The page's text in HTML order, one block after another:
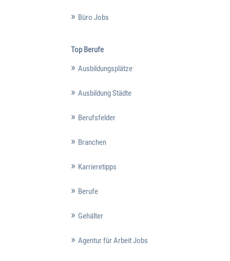
Büro Jobs
Top Berufe
Ausbildungsplätze
Ausbildung Städte
Berufsfelder
Branchen
Karrieretipps
Berufe
Gehälter
Agentur für Arbeit Jobs